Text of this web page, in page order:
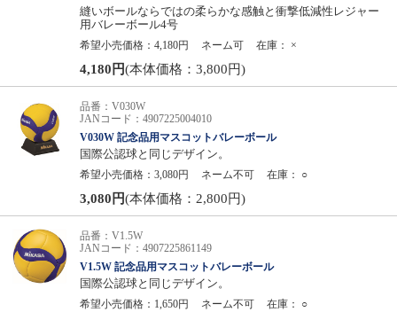
縫いボールならではの柔らかな感触と衝撃低減性レジャー
用バレーボール4号
希望小売価格：4,180円
ネーム可 在庫： ×
4,180円(本体価格：3,800円)
品番：V030W
JANコード：4907225004010
V030W 記念品用マスコットバレーボール
国際公認球と同じデザイン。
希望小売価格：3,080円
ネーム不可 在庫： ○
3,080円(本体価格：2,800円)
品番：V1.5W
JANコード：4907225861149
V1.5W 記念品用マスコットバレーボール
国際公認球と同じデザイン。
希望小売価格：1,650円
ネーム不可 在庫： ○